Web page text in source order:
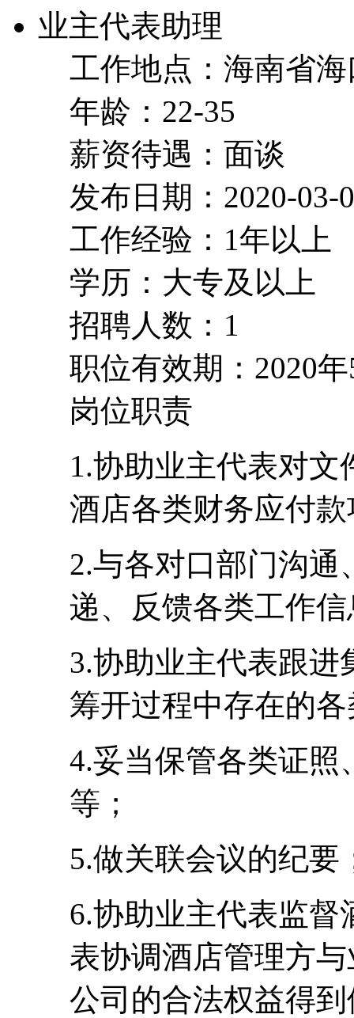
业主代表助理
工作地点：海南省
年龄：22-35
薪资待遇：面谈
发布日期：2020-03-
工作经验：1年以上
学历：大专及以上
招聘人数：1
职位有效期：2020
岗位职责
1.协助业主代表对
酒店各类财务应付
2.与各对口部门沟
递、反馈各类工作
3.协助业主代表跟
筹开过程中存在的
4.妥当保管各类证照
等；
5.做关联会议的纪要
6.协助业主代表监
表协调酒店管理方
公司的合法权益得